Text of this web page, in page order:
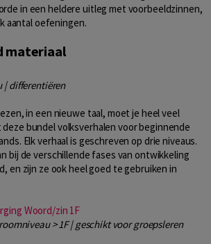
in een heldere uitleg met voorbeeldzinnen,
aantal oefeningen.
materiaal
| differentiëren
in een nieuwe taal, moet je heel veel
bundel volksverhalen voor beginnende
Elk verhaal is geschreven op drie niveaus.
bij de verschillende fases van ontwikkeling
en zijn ze ook heel goed te gebruiken in
Woord/zin 1F
> 1F | geschikt voor groepsleren